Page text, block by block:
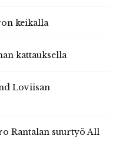
keikalla
kattauksella
Loviisan
Rantalan suurtyö All